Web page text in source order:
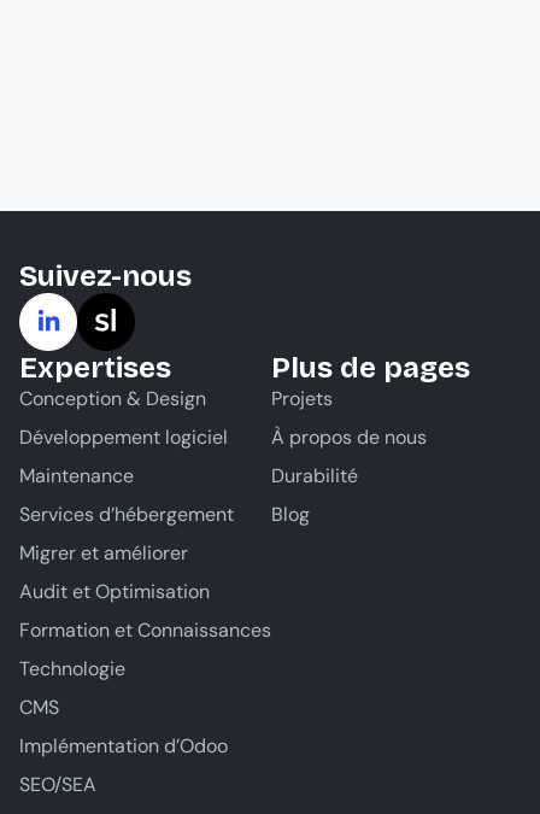
Suivez-nous
Expertises
Conception & Design
Développement logiciel
Maintenance
Services d’hébergement
Migrer et améliorer
Audit et Optimisation
Formation et Connaissances
Technologie
CMS
Implémentation d’Odoo
SEO/SEA
Plus de pages
Projets
À propos de nous
Durabilité
Blog